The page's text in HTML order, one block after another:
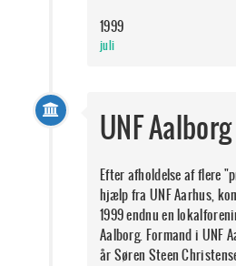
1999
juli
UNF
Efter afholdelse af flere
hjælp fra UNF Aarhus,
1999 endnu en
Aalborg. Formand i UNF
år Søren Steen